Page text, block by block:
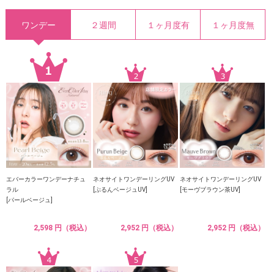
ワンデー ２週間 １ヶ月度有 １ヶ月度無
エバーカラーワンデーナチュ
ラル
[パールベージュ]
2,598 円（税込）
ネオサイトワンデーリングUV
[ぷるんベージュUV]
2,952 円（税込）
ネオサイトワンデーリングUV
[モーヴブラウン茶UV]
2,952 円（税込）